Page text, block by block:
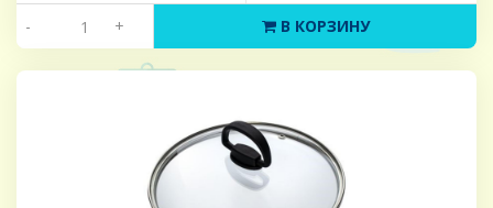
- + В КОРЗИНУ